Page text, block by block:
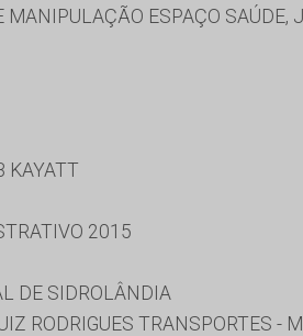
MANIPULAÇÃO ESPAÇO
KAYATT
2015
DE SIDROLÂNDIA
RODRIGUES TRANSPORTES -